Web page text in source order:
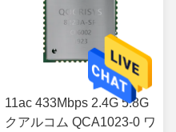
11ac 433Mbps 2.4G 5.8G
クアルコム QCA1023-0 ワ